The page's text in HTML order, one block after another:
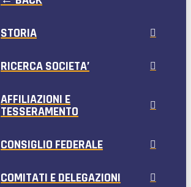
STORIA
RICERCA SOCIETA’
AFFILIAZIONI E
TESSERAMENTO
CONSIGLIO FEDERALE
COMITATI E DELEGAZIONI